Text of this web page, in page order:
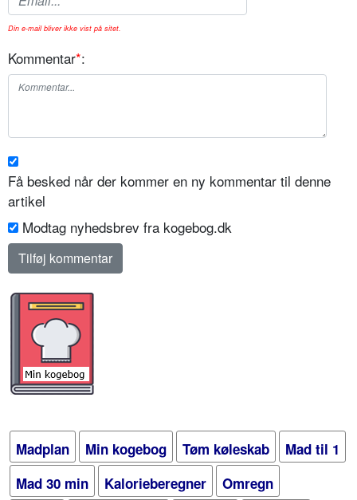
Din e-mail bliver ikke vist på sitet.
Kommentar*:
Få besked når der kommer en ny kommentar til denne
artikel
Modtag nyhedsbrev fra kogebog.dk
Madplan Min kogebog Tøm køleskab
Mad til 1
Mad 30 min
Kalorieberegner Omregn